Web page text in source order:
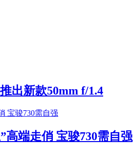
出新款50mm f/1.4
高端走俏 宝骏730需自强